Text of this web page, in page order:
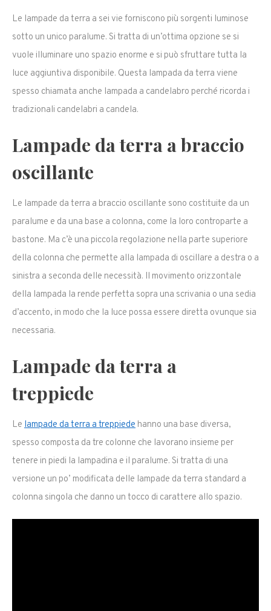
Le lampade da terra a sei vie forniscono più sorgenti luminose
sotto un unico paralume. Si tratta di un’ottima opzione se si
vuole illuminare uno spazio enorme e si può sfruttare tutta la
luce aggiuntiva disponibile. Questa lampada da terra viene
spesso chiamata anche lampada a candelabro perché ricorda i
tradizionali candelabri a candela.
Lampade da terra a braccio
oscillante
Le lampade da terra a braccio oscillante sono costituite da un
paralume e da una base a colonna, come la loro controparte a
bastone. Ma c’è una piccola regolazione nella parte superiore
della colonna che permette alla lampada di oscillare a destra o a
sinistra a seconda delle necessità. Il movimento orizzontale
della lampada la rende perfetta sopra una scrivania o una sedia
d’accento, in modo che la luce possa essere diretta ovunque sia
necessaria.
Lampade da terra a
treppiede
Le lampade da terra a treppiede hanno una base diversa,
spesso composta da tre colonne che lavorano insieme per
tenere in piedi la lampadina e il paralume. Si tratta di una
versione un po’ modificata delle lampade da terra standard a
colonna singola che danno un tocco di carattere allo spazio.